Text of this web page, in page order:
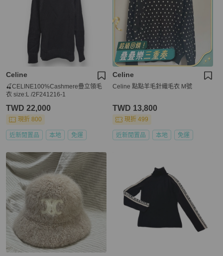
Celine
🍒CELINE100%Cashmere疊立領毛
衣 size:L /2F241216-1
TWD 22,000
現折 800
近新閒置品 本地 免運
Celine
Celine 點點羊毛針織毛衣 M號
TWD 13,800
現折 499
近新閒置品 本地 免運